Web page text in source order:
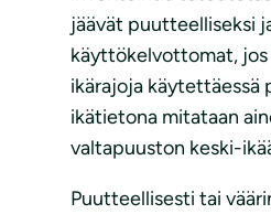
jäävät puutteelliseksi
käyttökelvottomat, jos
ikärajoja käytettäessä
ikätietona mitataan
valtapuuston keski-
Puutteellisesti tai